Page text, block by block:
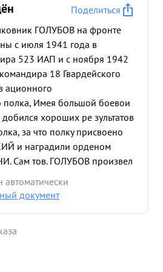
Поделиться
ГОЛУБОВ на фронте
с июля 1941 года в
523 ИАП и с ноября 1942
18 Гвардейского
ационного
полка, Имея большой боевои
хороших ре зультатов
за что полку присвоено
и наградили орденом
Сам тов. ГОЛУБОВ произвел
вылетов, лично сбил 7
групповых боях - 2 самолета
КРАСНОГО ЗНАМЕНИ
автоматически
документ